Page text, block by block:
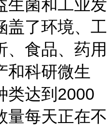
生菌和工业发
盖了环境、工
、食品、药用
和科研微生
类达到2000
量每天正在不